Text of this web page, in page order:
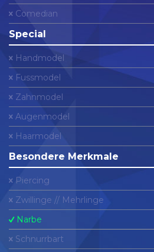
Comedian
Special
Handmodel
Fussmodel
Zahnmodel
Augenmodel
Haarmodel
Besondere Merkmale
Piercing
Zwillinge // Mehrlinge
Narbe
Schnurrbart